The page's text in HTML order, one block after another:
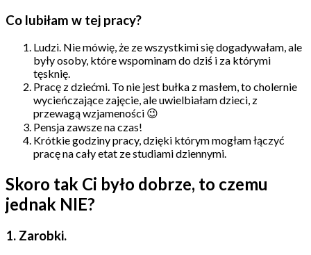
Co lubiłam w tej pracy?
Ludzi. Nie mówię, że ze wszystkimi się dogadywałam, ale
były osoby, które wspominam do dziś i za którymi
tęsknię.
Pracę z dziećmi. To nie jest bułka z masłem, to cholernie
wycieńczające zajęcie, ale uwielbiałam dzieci, z
przewagą wzjameności 😉
Pensja zawsze na czas!
Krótkie godziny pracy, dzięki którym mogłam łączyć
pracę na cały etat ze studiami dziennymi.
Skoro tak Ci było dobrze, to czemu
jednak NIE?
1. Zarobki.